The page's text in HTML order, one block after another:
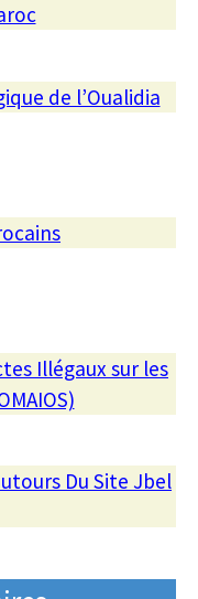
de l’Oualidia
Illégaux sur les
Du Site Jbel